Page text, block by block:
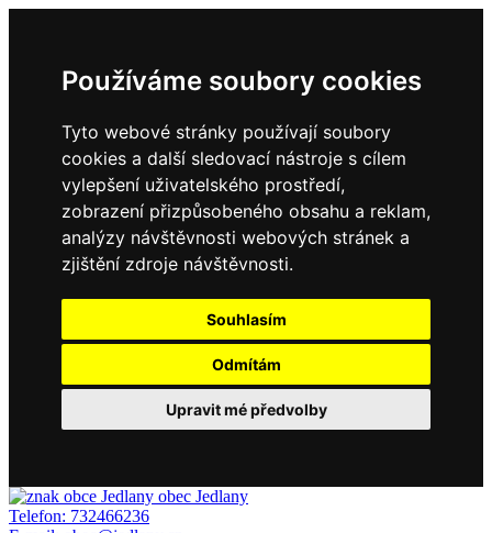
Používáme soubory cookies
Tyto webové stránky používají soubory
cookies a další sledovací nástroje s cílem
vylepšení uživatelského prostředí,
zobrazení přizpůsobeného obsahu a reklam,
analýzy návštěvnosti webových stránek a
zjištění zdroje návštěvnosti.
Souhlasím
Odmítám
Upravit mé předvolby
obec Jedlany
Telefon: 732466236